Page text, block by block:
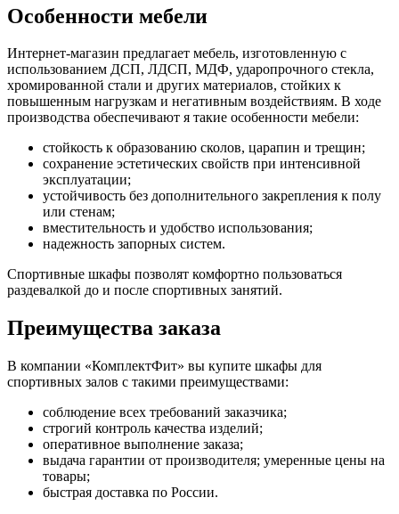
Особенности мебели
Интернет-магазин предлагает мебель, изготовленную с
использованием ДСП, ЛДСП, МДФ, ударопрочного стекла,
хромированной стали и других материалов, стойких к
повышенным нагрузкам и негативным воздействиям. В ходе
производства обеспечивают я такие особенности мебели:
стойкость к образованию сколов, царапин и трещин;
сохранение эстетических свойств при интенсивной
эксплуатации;
устойчивость без дополнительного закрепления к полу
или стенам;
вместительность и удобство использования;
надежность запорных систем.
Спортивные шкафы позволят комфортно пользоваться
раздевалкой до и после спортивных занятий.
Преимущества заказа
В компании «КомплектФит» вы купите шкафы для
спортивных залов с такими преимуществами:
соблюдение всех требований заказчика;
строгий контроль качества изделий;
оперативное выполнение заказа;
выдача гарантии от производителя; умеренные цены на
товары;
быстрая доставка по России.